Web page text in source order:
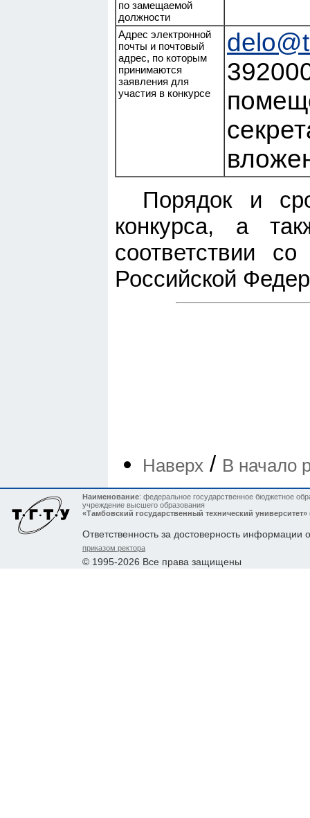
по замещаемой
должности
Адрес электронной
почты и почтовый
адрес, по которым
принимаются
заявления для
участия в конкурсе
Порядок и
конкурса, а
соответствии
Российской
Наверх / В начало
Наименование: федеральное государственное бюджетное
учреждение высшего образования
«Тамбовский государственный технический
Ответственность за достоверность информации
приказом ректора
© 1995-2026 Все права защищены